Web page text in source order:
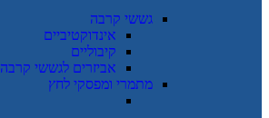
גששי קרבה
אינדוקטיביים
קיבוליים
אביזרים לגששי קרבה
מתמרי ומפסקי לחץ